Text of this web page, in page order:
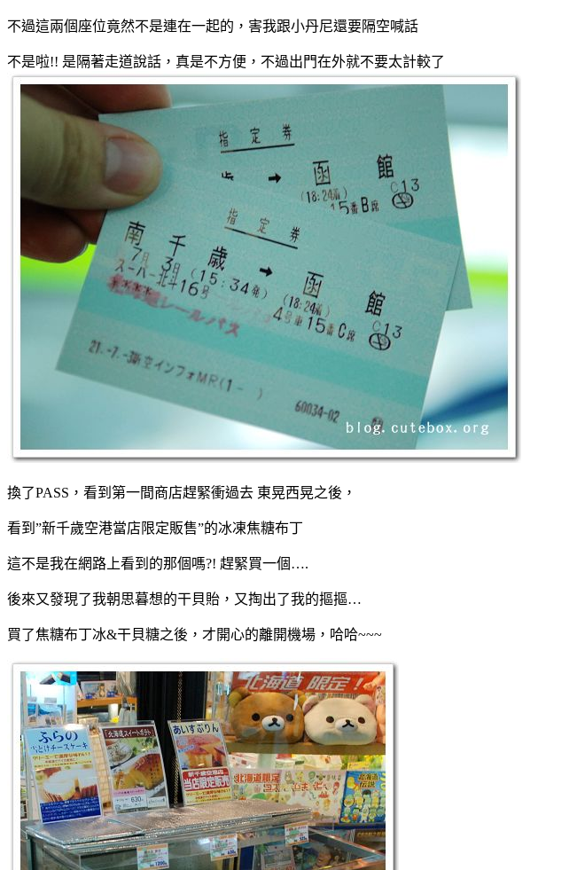
不過這兩個座位竟然不是連在一起的，害我跟小丹尼還要隔空喊話
不是啦!! 是隔著走道說話，真是不方便，不過出門在外就不要太計較了
換了PASS，看到第一間商店趕緊衝過去 東晃西晃之後，
看到”新千歲空港當店限定販售”的冰凍焦糖布丁
這不是我在網路上看到的那個嗎?! 趕緊買一個….
後來又發現了我朝思暮想的干貝貽，又掏出了我的摳摳…
買了焦糖布丁冰&干貝糖之後，才開心的離開機場，哈哈~~~